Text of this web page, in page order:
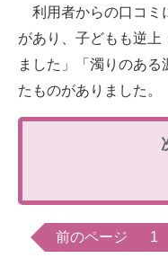
利用者からの口コミ
があり、子どもも逆上
ました」「濁りのあ
たものがありました。
前のページ 1